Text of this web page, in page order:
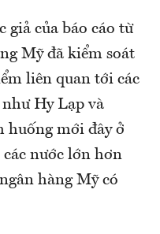
giả của báo cáo từ
Mỹ đã kiểm soát
liên quan tới các
Hy Lạp và
huống mới đây ở
nước lớn hơn
hàng Mỹ có